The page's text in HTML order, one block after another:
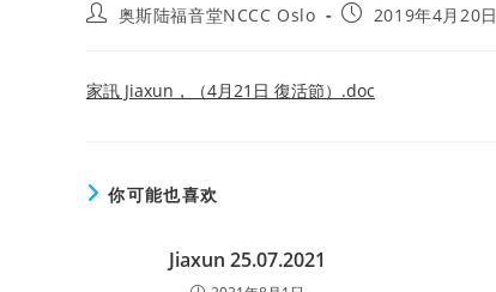
Post奥斯陆福音堂NCCC Oslo
Post2019年4月20日
家訊 Jiaxun，（4月21日 復活節）.doc
你可能也喜欢
Jiaxun 25.07.2021